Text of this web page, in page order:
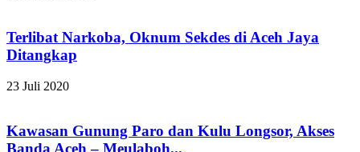
Terlibat Narkoba, Oknum Sekdes di Aceh Jaya
Ditangkap
23 Juli 2020
Kawasan Gunung Paro dan Kulu Longsor, Akses